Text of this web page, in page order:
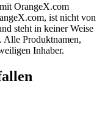
OrangeX.com
ist nicht von
steht in keiner Weise
Produktnamen,
Inhaber.